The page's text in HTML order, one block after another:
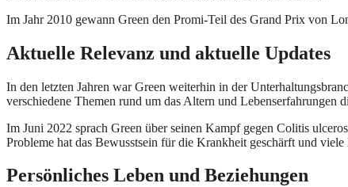
Im Jahr 2010 gewann Green den Promi-Teil des Grand Prix von
Aktuelle Relevanz und aktuelle Updates
In den letzten Jahren war Green weiterhin in der
verschiedene Themen rund um das Altern und Lebenserfahrungen
Im Juni 2022 sprach Green über seinen Kampf gegen Colitis
Probleme hat das Bewusstsein für die Krankheit geschärft und
Persönliches Leben und Beziehungen